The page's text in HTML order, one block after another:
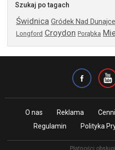
Szukaj po tagach
Świdnica Gródek Nad
Longford Croydon Porąbka
O nas Reklama
Regulamin
Polityka
Płatności